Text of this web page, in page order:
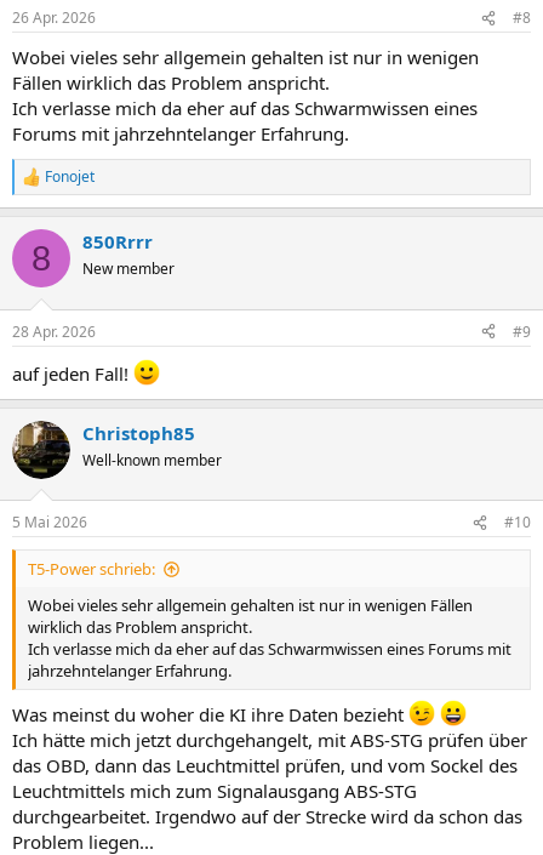
26 Apr. 2026 #8
Wobei vieles sehr allgemein gehalten ist nur in wenigen
Fällen wirklich das Problem anspricht.
Ich verlasse mich da eher auf das Schwarmwissen eines
Forums mit jahrzehntelanger Erfahrung.
R
e
k
i
e
:
Fonojet
8 850Rrrr
New member
28 Apr. 2026 #9
auf jeden Fall!
Christoph85
Well-known member
5 Mai 2026 #10
T5-Power schrieb:
Wobei vieles sehr allgemein gehalten ist nur in wenigen Fällen
wirklich das Problem anspricht.
Ich verlasse mich da eher auf das Schwarmwissen eines Forums mit
jahrzehntelanger Erfahrung.
Was meinst du woher die KI ihre Daten bezieht
Ich hätte mich jetzt durchgehangelt, mit ABS-STG prüfen über
das OBD, dann das Leuchtmittel prüfen, und vom Sockel des
Leuchtmittels mich zum Signalausgang ABS-STG
durchgearbeitet. Irgendwo auf der Strecke wird da schon das
Problem liegen...